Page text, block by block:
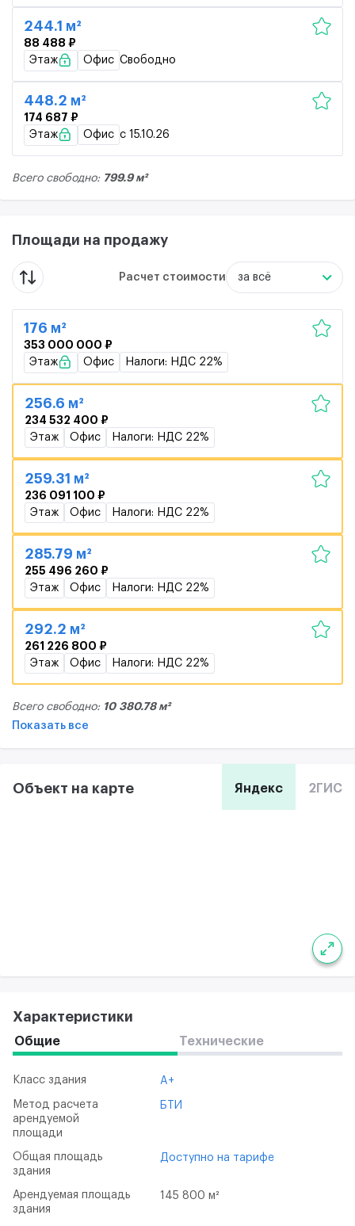
244.1 м²
88 488 ₽
Этаж
Офис Свободно
448.2 м²
174 687 ₽
Этаж
Офис c 15.10.26
Всего свободно: 799.9 м²
Площади на продажу
Расчет стоимости за всё
176 м²
353 000 000 ₽
Этаж
Офис Налоги: НДС 22%
256.6 м²
234 532 400 ₽
Этаж
Офис Налоги: НДС 22%
259.31 м²
236 091 100 ₽
Этаж
Офис Налоги: НДС 22%
285.79 м²
255 496 260 ₽
Этаж
Офис Налоги: НДС 22%
292.2 м²
261 226 800 ₽
Этаж
Офис Налоги: НДС 22%
Всего свободно: 10 380.78 м²
Показать все
Объект на карте Яндекс 2ГИС
Характеристики
Общие Технические
Класс здания A+
Метод расчета
арендуемой
площади
БТИ
Общая площадь
здания
Доступно на тарифе
Арендуемая площадь
здания
145 800 м²